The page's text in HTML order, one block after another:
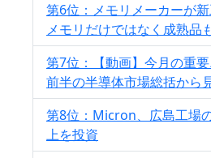
第6位：メモリメーカーが新
メモリだけではなく成熟品
第7位：【動画】今月の重
前半の半導体市場総括から
第8位：Micron、広島工場
上を投資